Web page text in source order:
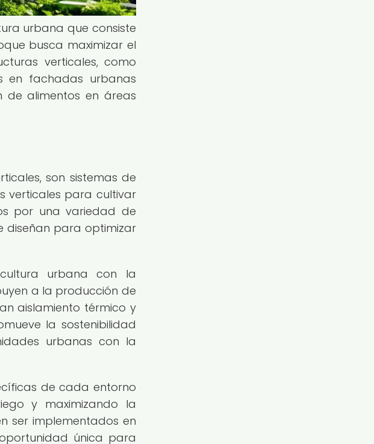
urbana que consiste
busca maximizar el
verticales, como
en fachadas urbanas
de alimentos en áreas
son sistemas de
verticales para cultivar
por una variedad de
diseñan para optimizar
urbana con la
a la producción de
aislamiento térmico y
la sostenibilidad
urbanas con la
de cada entorno
y maximizando la
ser implementados en
única para